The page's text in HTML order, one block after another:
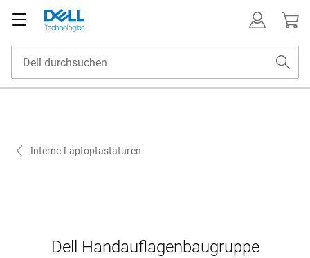
Interne Laptoptastaturen
Dell Handauflagenbaugruppe